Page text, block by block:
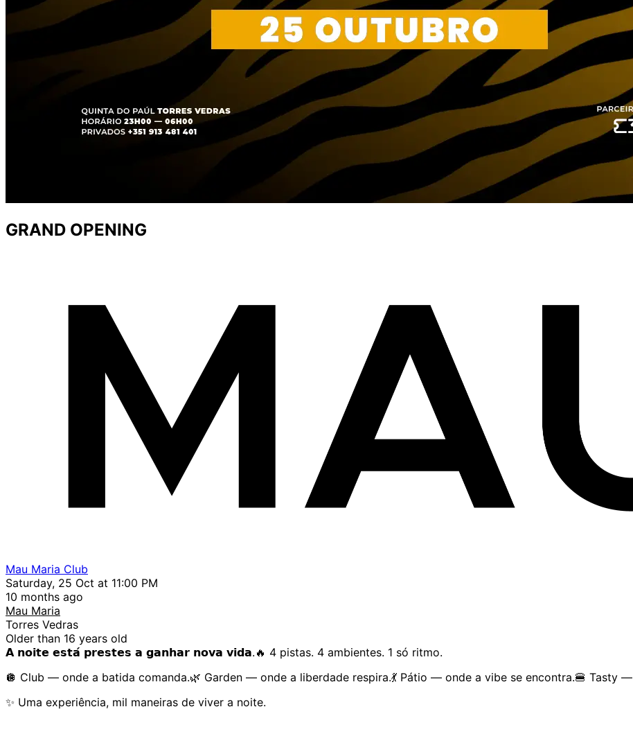
GRAND OPENING
Mau Maria Club
Saturday, 25 Oct at 11:00 PM
10 months ago
Mau Maria
Torres Vedras
Older than 16 years old
𝗔 𝗻𝗼𝗶𝘁𝗲 𝗲𝘀𝘁𝗮́ 𝗽𝗿𝗲𝘀𝘁𝗲𝘀 𝗮 𝗴𝗮𝗻𝗵𝗮𝗿 𝗻𝗼𝘃𝗮 𝘃𝗶𝗱𝗮.🔥 4 pistas. 4 ambientes. 1 só ritmo.
🪩 Club — onde a batida comanda.🌿 Garden — onde a liberdade respira.💃 Pátio — onde a vibe se encontra.🍔 Tasty
✨ Uma experiência, mil maneiras de viver a noite.